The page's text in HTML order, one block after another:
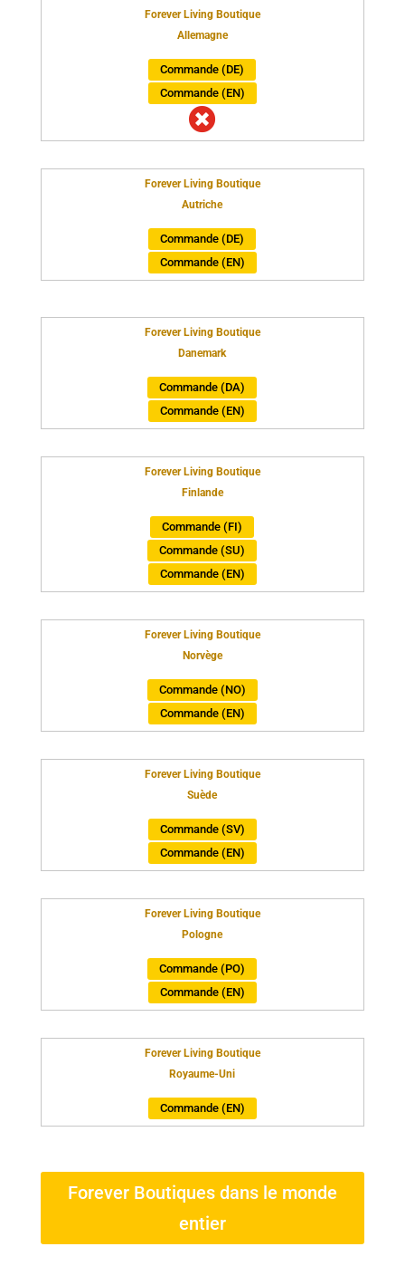
Forever Living Boutique
Allemagne
Commande (DE)
Commande (EN)

Forever Living Boutique
Autriche
Commande (DE)
Commande (EN)
Forever Living Boutique
Danemark
Commande (DA)
Commande (EN)
Forever Living Boutique
Finlande
Commande (FI)
Commande (SU)
Commande (EN)
Forever Living Boutique
Norvège
Commande (NO)
Commande (EN)
Forever Living Boutique
Suède
Commande (SV)
Commande (EN)
Forever Living Boutique
Pologne
Commande (PO)
Commande (EN)
Forever Living Boutique
Royaume-Uni
Commande (EN)
Forever Boutiques dans le monde
entier